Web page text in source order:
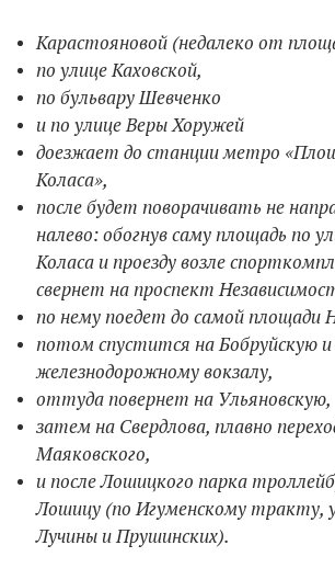
Карастояновой (недалеко от
по улице Каховской,
по бульвару Шевченко
и по улице Веры Хоружей
доезжает до станции метро
Коласа»,
после будет поворачивать не
налево: обогнув саму площадь по
Коласа и проезду возле
свернет на проспект
по нему поедет до самой площади
потом спустится на Бобруйскую
железнодорожному вокзалу,
оттуда повернет на Ульяновскую,
затем на Свердлова, плавно
Маяковского,
и после Лошицкого парка
Лошицу (по Игуменскому тракту,
Лучины и Прушинских).